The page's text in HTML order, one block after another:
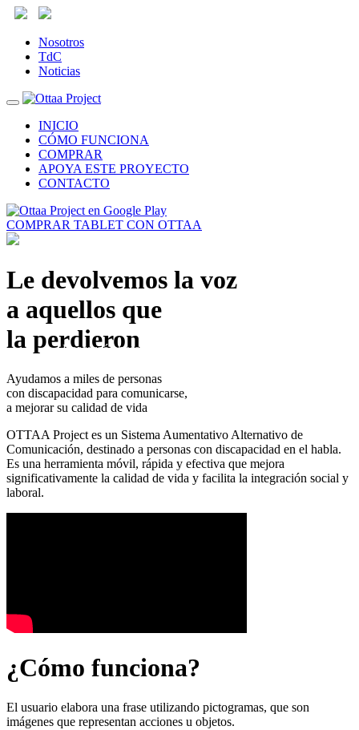
Nosotros
TdC
Noticias
INICIO
CÓMO FUNCIONA
COMPRAR
APOYA ESTE PROYECTO
CONTACTO
Descargá ahora OTTAA Project
COMPRAR TABLET CON OTTAA
Le devolvemos la voz
a aquellos que
la perdieron
Ayudamos a miles de personas
con discapacidad para comunicarse,
a mejorar su calidad de vida
OTTAA Project es un Sistema Aumentativo Alternativo de
Comunicación, destinado a personas con discapacidad en el habla.
Es una herramienta móvil, rápida y efectiva que mejora
significativamente la calidad de vida y facilita la integración social y
laboral.
¿Cómo funciona?
El usuario elabora una frase utilizando pictogramas, que son
imágenes que representan acciones u objetos.